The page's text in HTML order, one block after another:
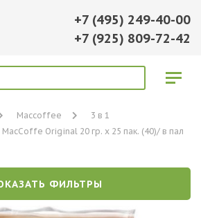
+7 (495) 249-40-00
+7 (925) 809-72-42
Maccoffee
3 в 1
Original 20 гр. х 25 пак. (40)/ в пал
ФИЛЬТРЫ